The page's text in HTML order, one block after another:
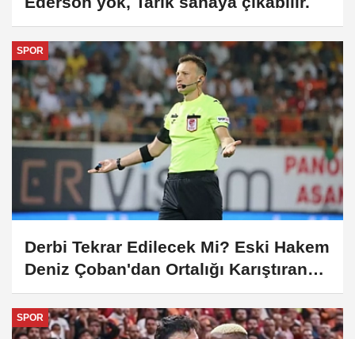
SPOR
Derbi Tekrar Edilecek Mi? Eski Hakem
Deniz Çoban'dan Ortalığı Karıştıran
Kural Hatası İddiası!
SPOR